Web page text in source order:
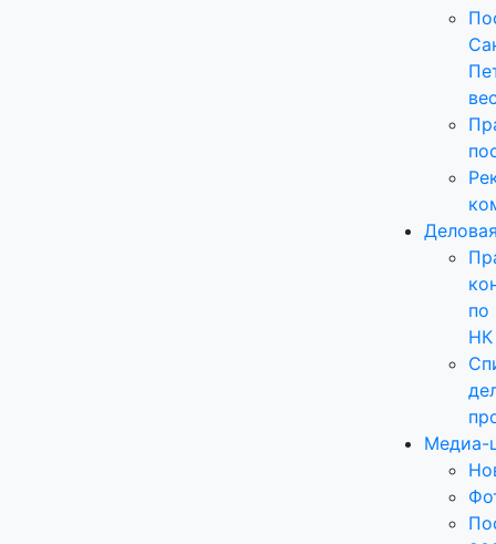
по
НК
Медиа-